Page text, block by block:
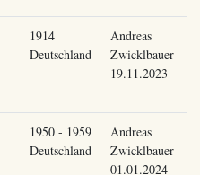
1914
Deutschland
Andreas
Zwicklbauer
19.11.2023
1950 - 1959
Deutschland
Andreas
Zwicklbauer
01.01.2024